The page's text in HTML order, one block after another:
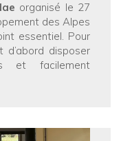
organisé le 27
des Alpes
essentiel. Pour
disposer
et facilement